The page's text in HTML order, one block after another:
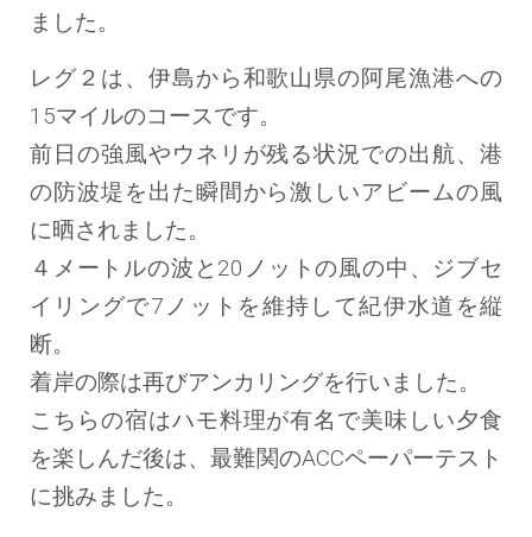
ました。
レグ２は、伊島から和歌山県の阿尾漁港への
15マイルのコースです。
前日の強風やウネリが残る状況での出航、港
の防波堤を出た瞬間から激しいアビームの風
に晒されました。
４メートルの波と20ノットの風の中、ジブセ
イリングで7ノットを維持して紀伊水道を縦
断。
着岸の際は再びアンカリングを行いました。
こちらの宿はハモ料理が有名で美味しい夕食
を楽しんだ後は、最難関のACCペーパーテスト
に挑みました。